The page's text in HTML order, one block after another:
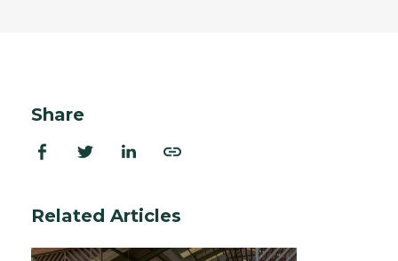
Share
Related Articles